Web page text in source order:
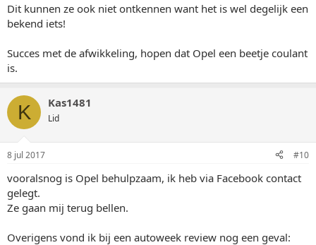
Dit kunnen ze ook niet ontkennen want het is wel degelijk een
bekend iets!
Succes met de afwikkeling, hopen dat Opel een beetje coulant
is.
K Kas1481
Lid
8 jul 2017 #10
vooralsnog is Opel behulpzaam, ik heb via Facebook contact
gelegt.
Ze gaan mij terug bellen.
Overigens vond ik bij een autoweek review nog een geval: